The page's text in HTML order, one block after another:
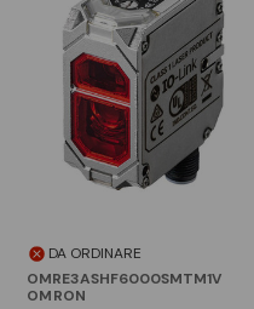
DA ORDINARE
OMRE3ASHF6000SMTM1V
OMRON